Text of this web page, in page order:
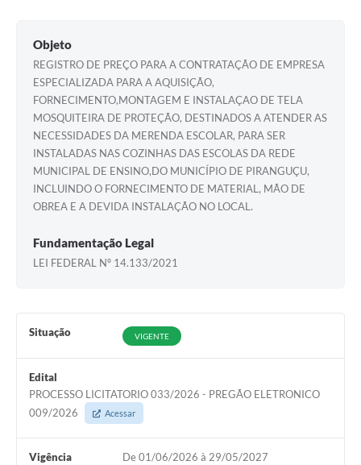
Objeto
REGISTRO DE PREÇO PARA A CONTRATAÇÃO DE EMPRESA
ESPECIALIZADA PARA A AQUISIÇÃO,
FORNECIMENTO,MONTAGEM E INSTALAÇAO DE TELA
MOSQUITEIRA DE PROTEÇÃO, DESTINADOS A ATENDER AS
NECESSIDADES DA MERENDA ESCOLAR, PARA SER
INSTALADAS NAS COZINHAS DAS ESCOLAS DA REDE
MUNICIPAL DE ENSINO,DO MUNICÍPIO DE PIRANGUÇU,
INCLUINDO O FORNECIMENTO DE MATERIAL, MÃO DE
OBREA E A DEVIDA INSTALAÇÃO NO LOCAL.
Fundamentação Legal
LEI FEDERAL Nº 14.133/2021
Situação VIGENTE
Edital
PROCESSO LICITATORIO 033/2026 - PREGÃO ELETRONICO
009/2026
Acessar
Vigência De 01/06/2026 à 29/05/2027